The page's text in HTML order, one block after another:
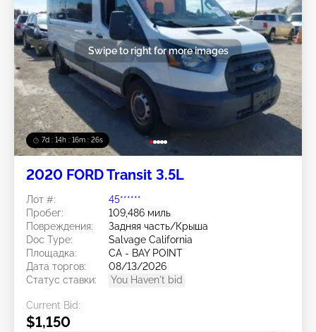
7d : 14h : 16m : 23s
Swipe to right for more images
2020 FORD Transit 3.5L
Лот #:
45******
Пробег:
109,486 миль
Повреждения:
Задняя часть/Крыша
Doc Type:
Salvage California
Площадка:
CA - BAY POINT
Дата торгов:
08/13/2026
Статус ставки:
You Haven't bid
Current Bid:
$1,150